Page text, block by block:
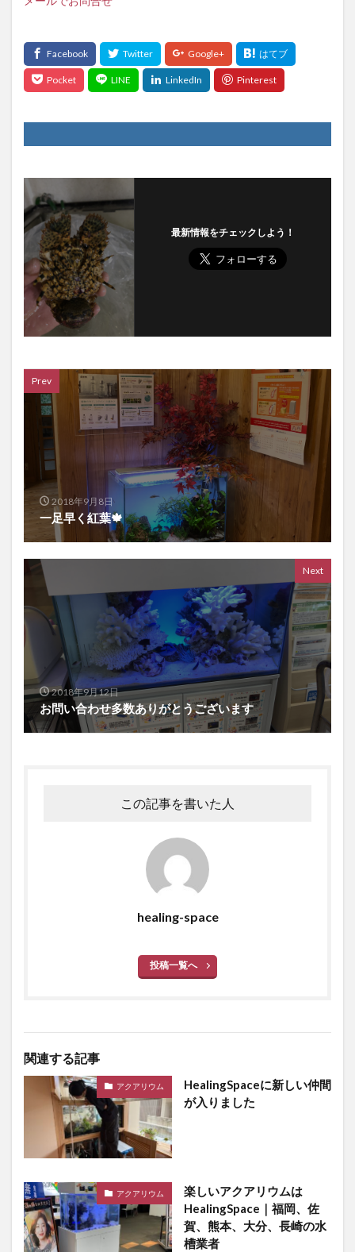
最新情報をチェックしよう！
Prev
2018年9月8日
一足早く紅葉🍁
Next
2018年9月12日
お問い合わせ多数ありがとうございます
この記事を書いた人
healing-space
投稿一覧へ
関連する記事
アクアリウム
HealingSpaceに新しい仲間
が入りました
アクアリウム
楽しいアクアリウムは
HealingSpace｜福岡、佐
賀、熊本、大分、長崎の水
槽業者